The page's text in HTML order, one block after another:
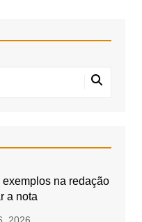
exemplos na redação
a nota